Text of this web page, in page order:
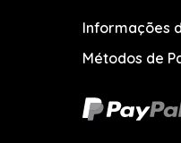
Informações
Métodos de